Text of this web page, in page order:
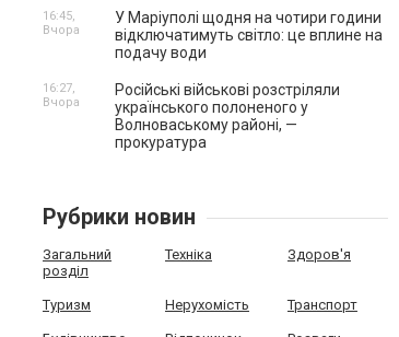
У Маріуполі щодня на чотири години
відключатимуть світло: це вплине на
подачу води
16:45,
Вчора
Російські військові розстріляли
українського полоненого у
Волноваському районі, —
прокуратура
16:27,
Вчора
Рубрики новин
Загальний
розділ
Техніка Здоров'я
Туризм Нерухомість Транспорт